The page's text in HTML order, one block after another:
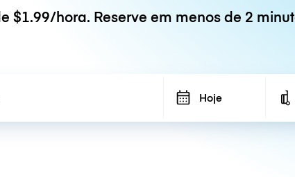
$1.99/hora. Reserve em menos de 2
Hoje